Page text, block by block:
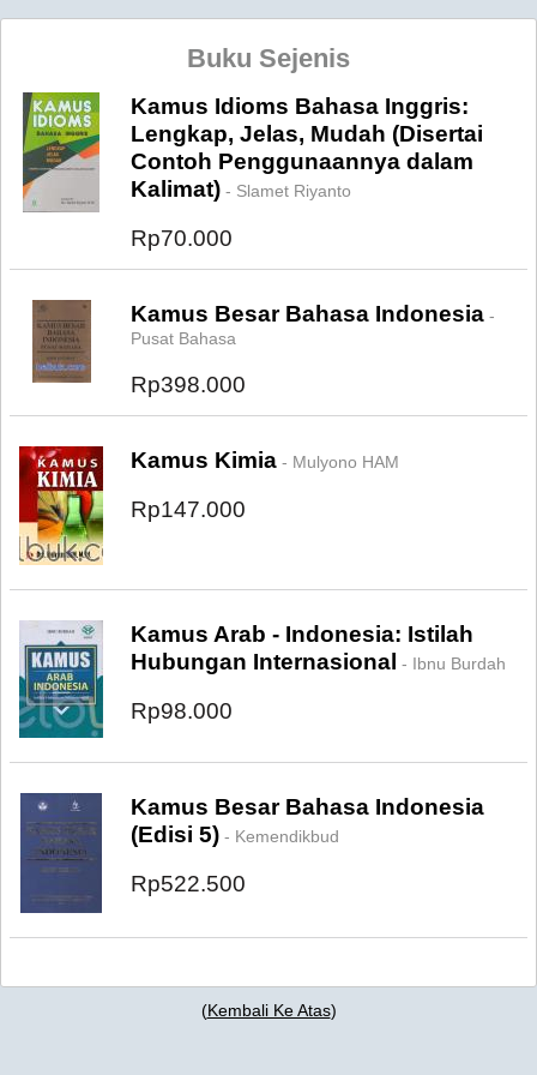
Buku Sejenis
Kamus Idioms Bahasa Inggris:
Lengkap, Jelas, Mudah (Disertai
Contoh Penggunaannya dalam
Kalimat) - Slamet Riyanto
Rp70.000
Kamus Besar Bahasa Indonesia -
Pusat Bahasa
Rp398.000
Kamus Kimia - Mulyono HAM
Rp147.000
Kamus Arab - Indonesia: Istilah
Hubungan Internasional - Ibnu Burdah
Rp98.000
Kamus Besar Bahasa Indonesia
(Edisi 5) - Kemendikbud
Rp522.500
(Kembali Ke Atas)